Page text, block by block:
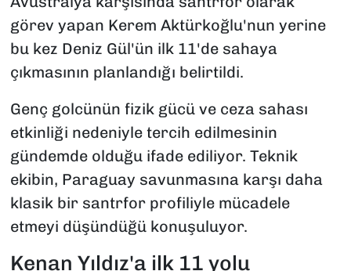
görev yapan Kerem Aktürkoğlu'nun yerine
bu kez Deniz Gül'ün ilk 11'de sahaya
çıkmasının planlandığı belirtildi.
Genç golcünün fizik gücü ve ceza sahası
etkinliği nedeniyle tercih edilmesinin
gündemde olduğu ifade ediliyor. Teknik
ekibin, Paraguay savunmasına karşı daha
klasik bir santrfor profiliyle mücadele
etmeyi düşündüğü konuşuluyor.
Kenan Yıldız'a ilk 11 yolu